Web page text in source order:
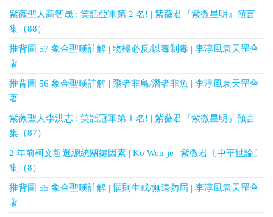
紫薇聖人高智晟 : 笑話亞軍第 2 名! | 紫薇君『紫微星明』預言
集（88）
推背圖 57 象金聖嘆註解 | 物極必反/以毒制毒 | 李淳風袁天罡合
著
推背圖 56 象金聖嘆註解 | 飛者非鳥/潛者非魚 | 李淳風袁天罡合
著
紫薇聖人李洪志 : 笑話冠軍第 1 名! | 紫薇君『紫微星明』預言
集（87）
2 年前柯文哲選總統關鍵因素 | Ko Wen-je | 紫微君〔中華世論〕
集（8）
推背圖 55 象金聖嘆註解 | 懼則生戒/無遠勿屆 | 李淳風袁天罡合
著